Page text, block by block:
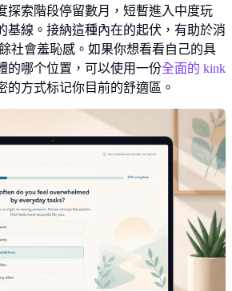
探索階段停留數月，短暫進入中度玩
基線。接納這種內在的起伏，有助於消
社會羞恥感。如果你想看看自己的具
的哪个位置，可以使用一份全面的 kink
的方式标记你目前的舒適區。